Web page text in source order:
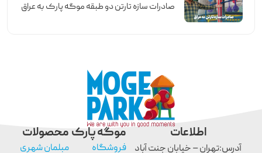
صادرات سازه تارتن دو طبقه موگه پارک به عراق
موگه پارک
فروشگاه
محصولات
مبلمان شهری
اطلاعات
آدرس:تهران – خیابان جنت آباد